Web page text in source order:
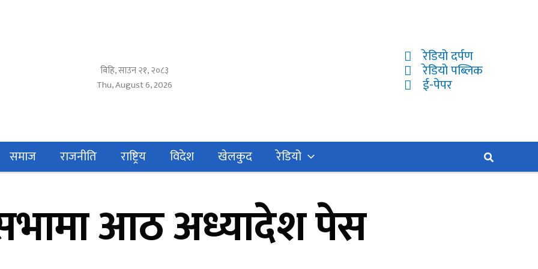
बिहि, साउन २१, २०८३
Thu, August 6, 2026
रेडियो दर्पण
रेडियो पब्लिक
ई-पेपर
समाज राजनीति राष्ट्रिय विदेश खेलकुद रेडियो Search
आठ अध्यादेश पेस